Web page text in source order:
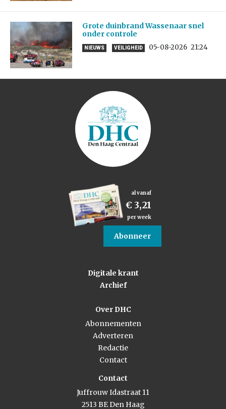
Grote duinbrand Wassenaar snel
onder controle
NIEUWS VEILIGHEID 05-08-2026 21:24
al vanaf
€ 3,21
per week
Abonneer
Digitale krant
Archief
Over DHC
Abonnementen
Adverteren
Redactie
Contact
Contact
Juffrouw Idastraat 11
2513 BE Den Haag